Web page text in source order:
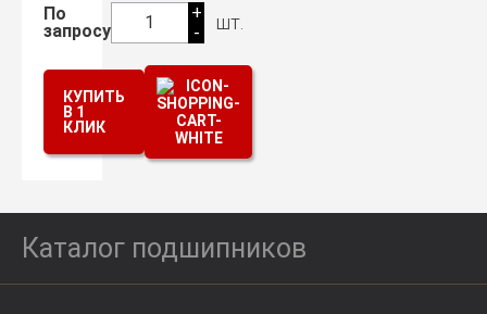
Каталог подшипников
По
запросу
1
+
-
шт.
КУПИТЬ
В 1
КЛИК